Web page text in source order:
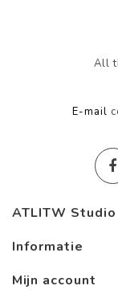
All
E-mail
ATLITW Studio
Informatie
Mijn account